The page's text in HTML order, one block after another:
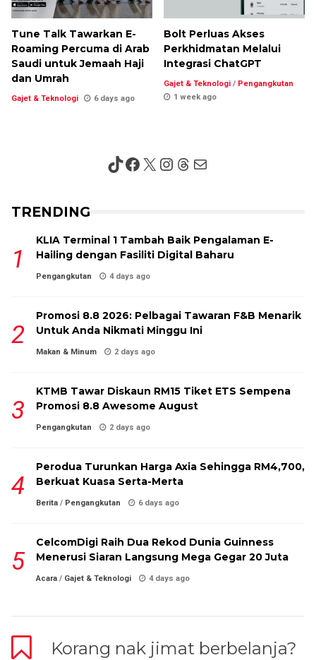
Tune Talk Tawarkan E-
Roaming Percuma di Arab
Saudi untuk Jemaah Haji
dan Umrah
Gajet & Teknologi 6 days ago
Bolt Perluas Akses
Perkhidmatan Melalui
Integrasi ChatGPT
Gajet & Teknologi / Pengangkutan
1 week ago
TikTok
Facebook
X Instagram
Threads
Mail
TRENDING
KLIA Terminal 1 Tambah Baik Pengalaman E-
Hailing dengan Fasiliti Digital Baharu
Pengangkutan 4 days ago
Promosi 8.8 2026: Pelbagai Tawaran F&B Menarik
Untuk Anda Nikmati Minggu Ini
Makan & Minum 2 days ago
KTMB Tawar Diskaun RM15 Tiket ETS Sempena
Promosi 8.8 Awesome August
Pengangkutan 2 days ago
Perodua Turunkan Harga Axia Sehingga RM4,700,
Berkuat Kuasa Serta-Merta
Berita / Pengangkutan 6 days ago
CelcomDigi Raih Dua Rekod Dunia Guinness
Menerusi Siaran Langsung Mega Gegar 20 Juta
Acara / Gajet & Teknologi 4 days ago
Korang nak jimat berbelanja?